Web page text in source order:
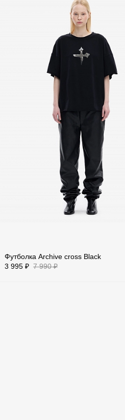
Футболка Archive cross Black
3 995 ₽ 7 990 ₽